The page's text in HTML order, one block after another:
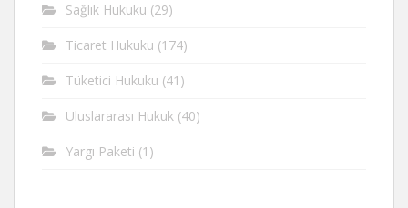
Sağlık Hukuku (29)
Ticaret Hukuku (174)
Tüketici Hukuku (41)
Uluslararası Hukuk (40)
Yargı Paketi (1)